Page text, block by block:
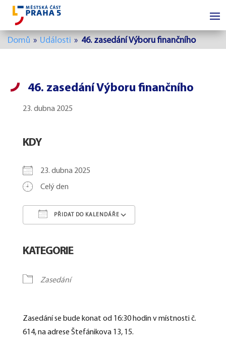
Domů » Události » 46. zasedání Výboru finančního
46. zasedání Výboru finančního
23. dubna 2025
KDY
23. dubna 2025
Celý den
PŘIDAT DO KALENDÁŘE
KATEGORIE
Zasedání
Zasedání se bude konat od 16:30 hodin v místnosti č.
614, na adrese Štefánikova 13, 15.